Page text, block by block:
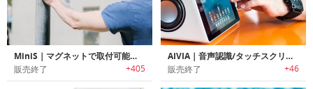
MiniS｜マグネットで取付可能なポータブル360°サラウンドサウンドスピーカー「ミニS」
販売終了 +405
AIVIA｜音声認識/タッチスクリーン/ワイヤレス充電機能搭載スマートスピーカー「エイビア」
販売終了 +46